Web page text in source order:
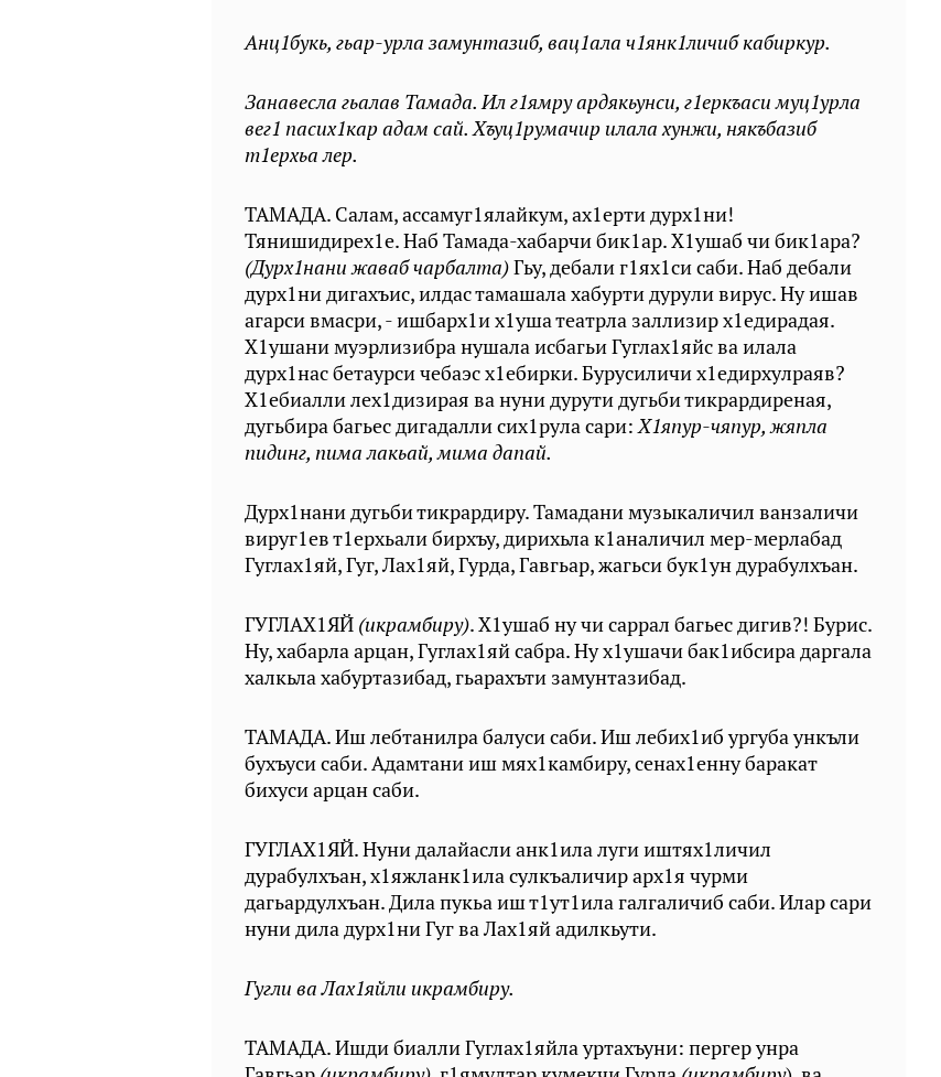
Анц1букь, гьар-урла замунтазиб, вац1ала ч1янк1личиб кабиркур.
Занавесла гьалав Тамада. Ил г1ямру ардякьунси, г1еркъаси муц1урла
вег1 пасих1кар адам сай. Хъуц1румачир илала хунжи, някъбазиб
т1ерхьа лер.
ТАМАДА. Салам, ассамуг1ялайкум, ах1ерти дурх1ни!
Тянишидирех1е. Наб Тамада-хабарчи бик1ар. Х1ушаб чи бик1ара?
(Дурх1нани жаваб чарбалта)Гьу, дебали г1ях1си саби. Наб дебали
дурх1ни дигахъис, илдас тамашала хабурти дурули вирус. Ну ишав
агарси вмасри, - ишбарх1и х1уша театрла заллизир х1едирадая.
Х1ушани муэрлизибра нушала исбагьи Гуглах1яйс ва илала
дурх1нас бетаурси чебаэс х1ебирки. Бурусиличи х1едирхулраяв?
Х1ебиалли лех1дизирая ва нуни дурути дугьби тикрардиреная,
дугьбира багьес дигадалли сих1рула сари:Х1япур-чяпур, жяпла
пидинг, пима лакьай, мима дапай.
Дурх1нани дугьби тикрардиру. Тамадани музыкаличил ванзаличи
вируг1ев т1ерхьали бирхъу, дирихьла к1аналичил мер-мерлабад
Гуглах1яй, Гуг, Лах1яй, Гурда, Гавгьар, жагьси бук1ун дурабулхъан.
ГУГЛАХ1ЯЙ (икрамбиру). Х1ушаб ну чи саррал багьес дигив?! Бурис.
Ну, хабарла арцан, Гуглах1яй сабра. Ну х1ушачи бак1ибсира даргала
халкьла хабуртазибад, гьарахъти замунтазибад.
ТАМАДА. Иш лебтанилра балуси саби. Иш лебих1иб ургуба ункъли
бухъуси саби. Адамтани иш мях1камбиру, сенах1енну баракат
бихуси арцан саби.
ГУГЛАХ1ЯЙ. Нуни далайасли анк1ила луги иштях1личил
дурабулхъан, х1яжланк1ила сулкъаличир арх1я чурми
дагьардулхъан. Дила пукьа иш т1ут1ила галгаличиб саби. Илар сари
нуни дила дурх1ни Гуг ва Лах1яй адилкьути.
Гугли ва Лах1яйли икрамбиру.
ТАМАДА. Ишди биалли Гуглах1яйла уртахъуни: пергер унра